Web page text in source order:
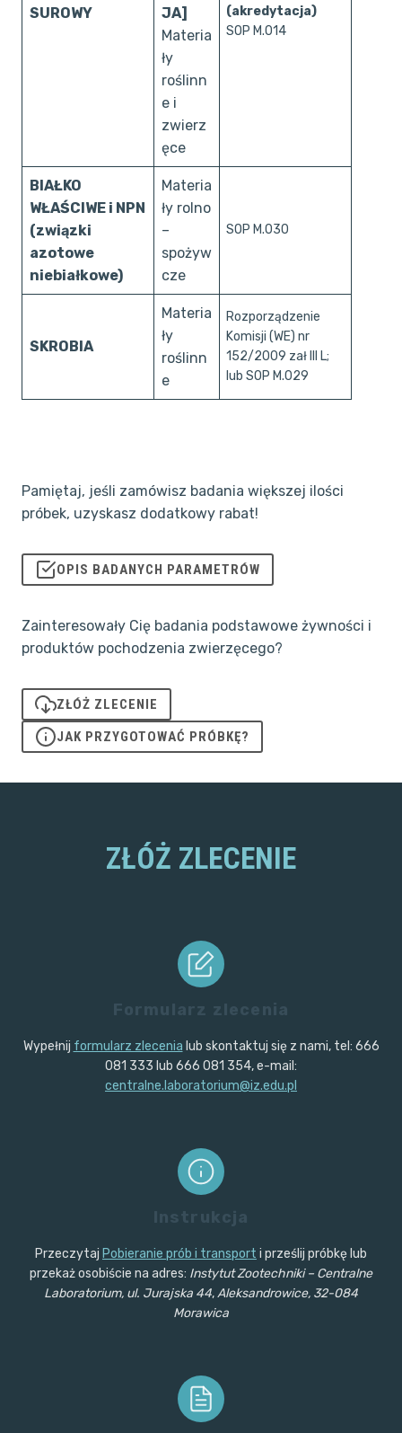
SUROWY
JA]
Materia
ły
roślinn
e i
zwierz
ęce
(akredytacja)
SOP M.014
BIAŁKO
WŁAŚCIWE i NPN
(związki
azotowe
niebiałkowe)
Materia
ły rolno
–
spożyw
cze
SOP M.030
SKROBIA
Materia
ły
roślinn
e
Rozporządzenie
Komisji (WE) nr
152/2009 zał III L;
lub SOP M.029
Pamiętaj, jeśli zamówisz badania większej ilości
próbek, uzyskasz dodatkowy rabat!
OPIS BADANYCH PARAMETRÓW
Zainteresowały Cię badania podstawowe żywności i
produktów pochodzenia zwierzęcego?
ZŁÓŻ ZLECENIE
JAK PRZYGOTOWAĆ PRÓBKĘ?
ZŁÓŻ ZLECENIE
Formularz zlecenia
Wypełnij formularz zlecenia lub skontaktuj się z nami, tel: 666
081 333 lub 666 081 354, e-mail:
centralne.laboratorium@iz.edu.pl
Instrukcja
Przeczytaj Pobieranie prób i transport i prześlij próbkę lub
przekaż osobiście na adres: Instytut Zootechniki – Centralne
Laboratorium, ul. Jurajska 44,Aleksandrowice, 32-084
Morawica